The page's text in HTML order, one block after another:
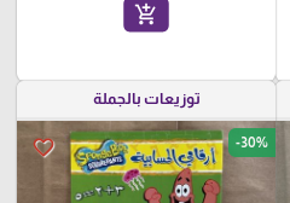
add_shopping_cart
توزيعات بالجملة
favorite_border -30%